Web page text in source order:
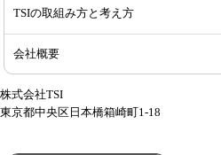
TSIの取組み方と考え方
会社概要
株式会社TSI
東京都中央区日本橋箱崎町1-18